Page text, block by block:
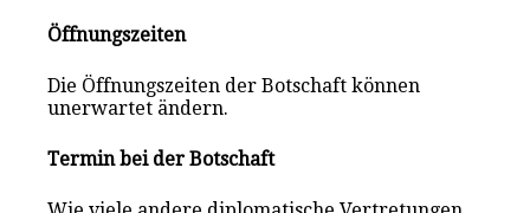
Öffnungszeiten
Die Öffnungszeiten der Botschaft können
unerwartet ändern.
Termin bei der Botschaft